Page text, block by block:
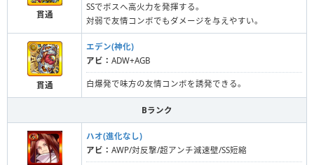
貫通
SSでボスへ高火力を発揮する。
対弱で友情コンボでもダメージを与えやすい。
貫通
エデン(神化)
アビ： ADW+AGB
白爆発で味方の友情コンボを誘発できる。
Bランク
ハオ(進化なし)
アビ： AWP/対反撃/超アンチ減速壁/SS短縮